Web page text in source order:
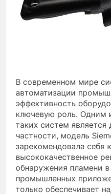
В современном мире
автоматизации
эффективность
ключевую роль. Одним
таких систем является
частности, модель
зарекомендовала себя
высококачественное
обнаружения пламени
промышленных
только обеспечивает